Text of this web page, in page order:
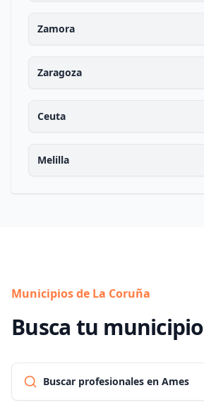
Zamora
Zaragoza
Ceuta
Melilla
Municipios de La Coruña
Busca tu municipio
Buscar profesionales en Ames